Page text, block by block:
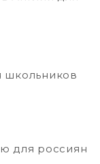
школьников
для россиян